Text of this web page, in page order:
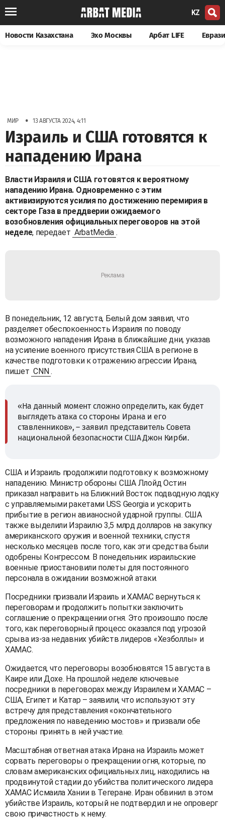
KZ
Новости Казахстана Эхо Москвы Арбат LIFE
МИР • 13 АВГУСТА 2024, 4:11
Израиль и США готовятся к
нападению Ирана
Власти Израиля и США готовятся к вероятному
нападению Ирана. Одновременно с этим
активизируются усилия по достижению перемирия в
секторе Газа в преддверии ожидаемого
возобновления официальных переговоров на этой
неделе, передает ArbatMedia .
В понедельник, 12 августа, Белый дом заявил, что
разделяет обеспокоенность Израиля по поводу
возможного нападения Ирана в ближайшие дни, указав
на усиление военного присутствия США в регионе в
качестве подготовки к отражению агрессии Ирана,
пишет CNN .
«На данный момент сложно определить, как будет
выглядеть атака со стороны Ирана и его
ставленников», – заявил представитель Совета
национальной безопасности США Джон Кирби.
США и Израиль продолжили подготовку к возможному
нападению. Министр обороны США Ллойд Остин
приказал направить на Ближний Восток подводную лодку
с управляемыми ракетами USS Georgia и ускорить
прибытие в регион авианосной ударной группы. США
также выделили Израилю 3,5 млрд долларов на закупку
американского оружия и военной техники, спустя
несколько месяцев после того, как эти средства были
одобрены Конгрессом. В понедельник израильские
военные приостановили полеты для постоянного
персонала в ожидании возможной атаки.
Посредники призвали Израиль и ХАМАС вернуться к
переговорам и продолжить попытки заключить
соглашение о прекращении огня. Это произошло после
того, как переговорный процесс оказался под угрозой
срыва из-за недавних убийств лидеров «Хезболлы» и
ХАМАС.
Ожидается, что переговоры возобновятся 15 августа в
Каире или Дохе. На прошлой неделе ключевые
посредники в переговорах между Израилем и ХАМАС –
США, Египет и Катар – заявили, что используют эту
встречу для представления «окончательного
предложения по наведению мостов» и призвали обе
стороны принять в ней участие.
Масштабная ответная атака Ирана на Израиль может
сорвать переговоры о прекращении огня, которые, по
словам американских официальных лиц, находились на
продвинутой стадии до убийства политического лидера
ХАМАС Исмаила Хании в Тегеране. Иран обвинил в этом
убийстве Израиль, который не подтвердил и не опроверг
свою причастность к нему.